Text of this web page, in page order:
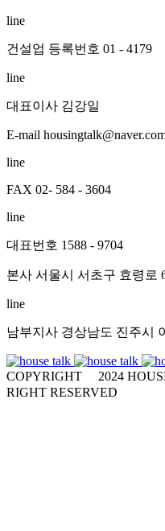
line
건설업 등록번호 01 - 4179
line
대표이사 김강일
E-mail
line
FAX 02- 584 - 3604
line
대표번호 1588 - 9704
본사 서울시 서초구 효령로
line
남부지사 경상남도 진주시
COPYRIGHT
2024
RIGHT RESERVED